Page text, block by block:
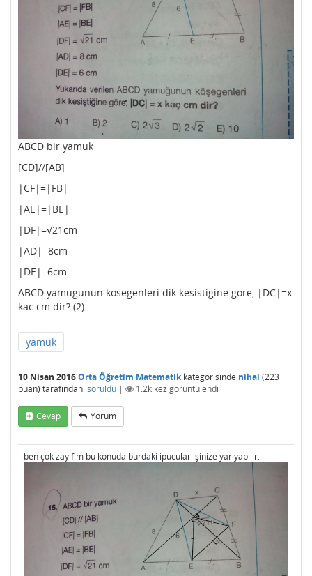
ABCD bir yamuk
[CD]//[AB]
|CF|=|FB|
|AE|=|BE|
|DF|=√21cm
|AD|=8cm
|DE|=6cm
ABCD yamugunun kosegenleri dik kesistigine gore, |DC|=x
kac cm dir? (2)
yamuk
10 Nisan 2016Orta Öğretim Matematikkategorisinde nihal (223
puan) tarafından soruldu | 1.2k kez görüntülendi
Cevap Yorum
ben çok zayıfım bu konuda burdaki ipucular işinize yarıyabilir.